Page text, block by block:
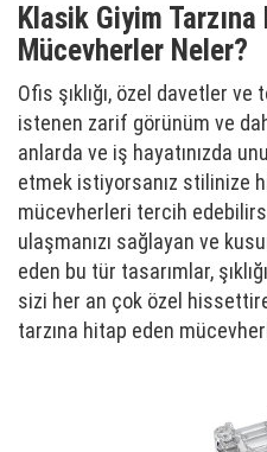
Klasik Giyim
Mücevherler Neler?
Ofis şıklığı, özel davetler ve
istenen zarif görünüm ve
anlarda ve iş hayatınızda
etmek istiyorsanız stilinize
mücevherleri tercih
ulaşmanızı sağlayan ve
eden bu tür tasarımlar,
sizi her an çok özel
tarzına hitap eden